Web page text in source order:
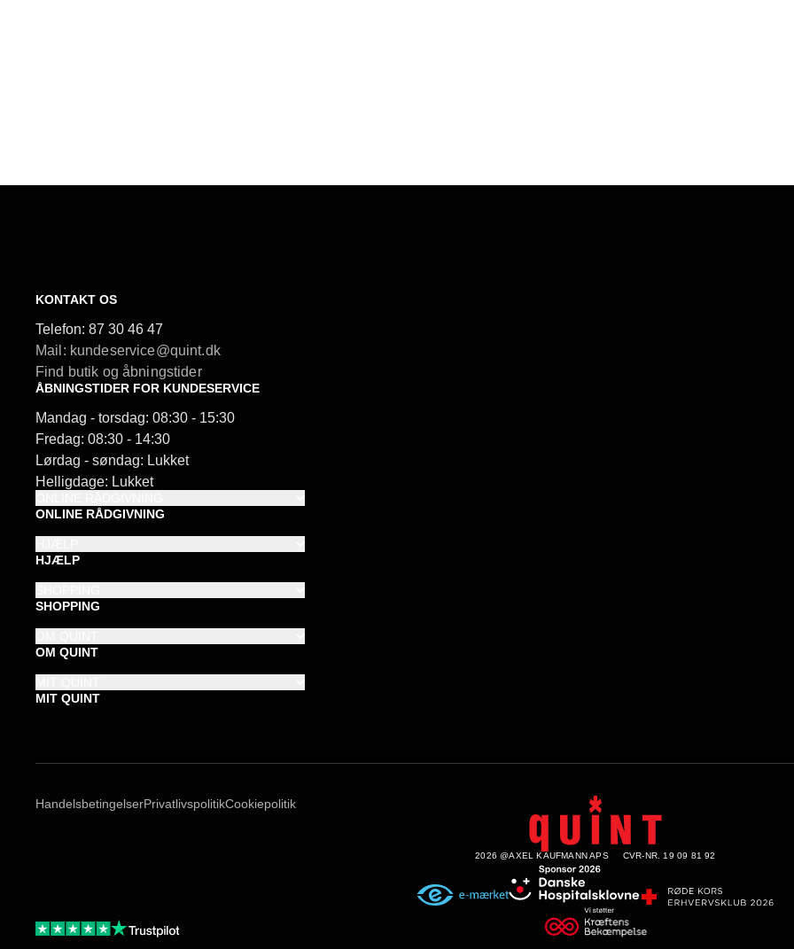
KONTAKT OS
Telefon: 87 30 46 47
Mail: kundeservice@quint.dk
Find butik og åbningstider
ÅBNINGSTIDER FOR KUNDESERVICE
Mandag - torsdag: 08:30 - 15:30
Fredag: 08:30 - 14:30
Lørdag - søndag: Lukket
Helligdage: Lukket
ONLINE RÅDGIVNING
HJÆLP
SHOPPING
OM QUINT
MIT QUINT
HandelsbetingelserPrivatlivspolitikCookiepolitik
2026 @AXEL KAUFMANN APS CVR-NR. 19 09 81 92